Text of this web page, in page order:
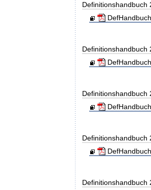
Definitionshandbuch
Definitionshandbuch
Definitionshandbuch
Definitionshandbuch
Definitionshandbuch